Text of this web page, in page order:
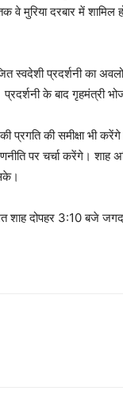
मुरिया दरबार में
प्रदर्शनी का
के बाद गृहमंत्री
की समीक्षा भी
पर चर्चा करेंगे। शाह
शाह दोपहर 3:10 बजे